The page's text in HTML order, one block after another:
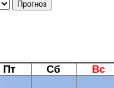
Пт Сб Вс